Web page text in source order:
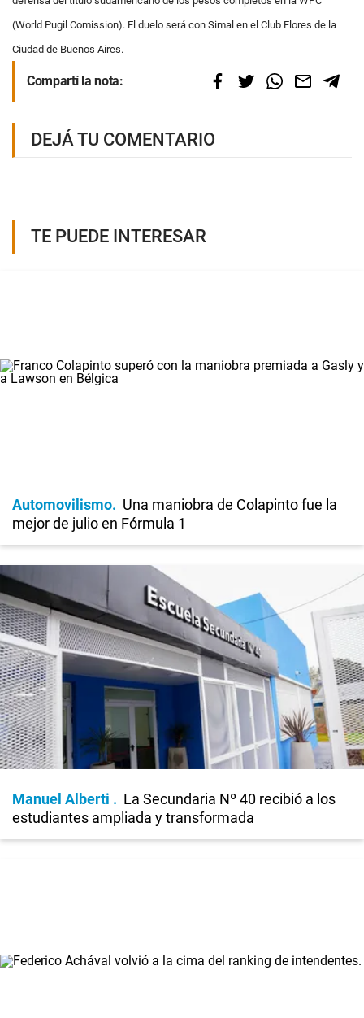
(World Pugil Comission). El duelo será con Simal en el Club Flores de la
Ciudad de Buenos Aires.
Compartí la nota:
DEJÁ TU COMENTARIO
TE PUEDE INTERESAR
Automovilismo
Una maniobra de Colapinto fue la
mejor de julio en Fórmula 1
Manuel Alberti
La Secundaria Nº 40 recibió a los
estudiantes ampliada y transformada